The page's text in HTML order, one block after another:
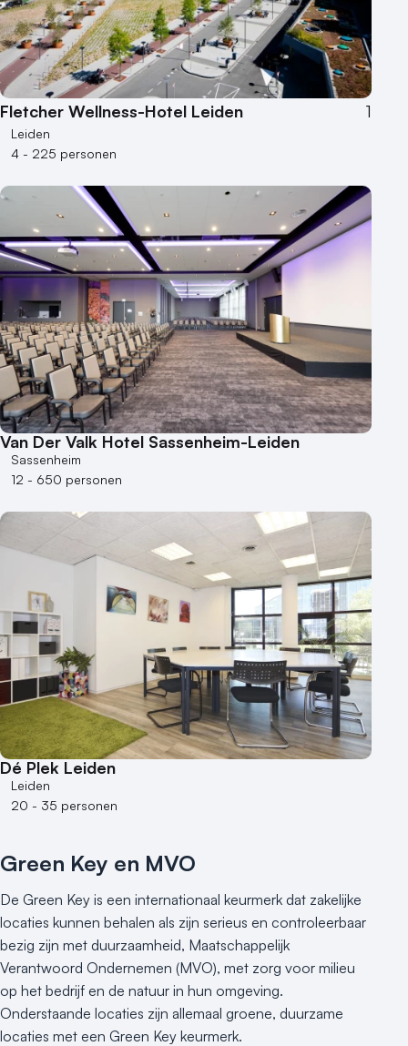
Fletcher Wellness-Hotel Leiden 1
Leiden
4 - 225 personen
Van Der Valk Hotel Sassenheim-Leiden
Sassenheim
12 - 650 personen
Dé Plek Leiden
Leiden
20 - 35 personen
Green Key en MVO
De Green Key is een internationaal keurmerk dat zakelijke
locaties kunnen behalen als zijn serieus en controleerbaar
bezig zijn met duurzaamheid, Maatschappelijk
Verantwoord Ondernemen (MVO), met zorg voor milieu
op het bedrijf en de natuur in hun omgeving.
Onderstaande locaties zijn allemaal groene, duurzame
locaties met een Green Key keurmerk.